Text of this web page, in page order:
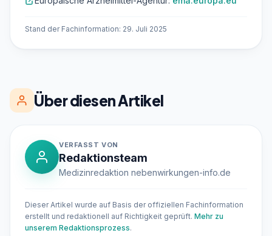
Stand der Fachinformation: 29. Juli 2025
Über diesen Artikel
VERFASST VON
Redaktionsteam
Medizinredaktion nebenwirkungen-info.de
Dieser Artikel wurde auf Basis der offiziellen Fachinformation
erstellt und redaktionell auf Richtigkeit geprüft. Mehr zu
unserem Redaktionsprozess.